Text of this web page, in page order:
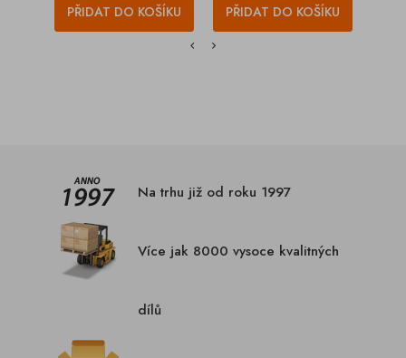
PŘIDAT DO KOŠÍKU PŘIDAT DO KOŠÍKU
Na trhu již od roku 1997
Více jak 8000 vysoce kvalitných
dílů